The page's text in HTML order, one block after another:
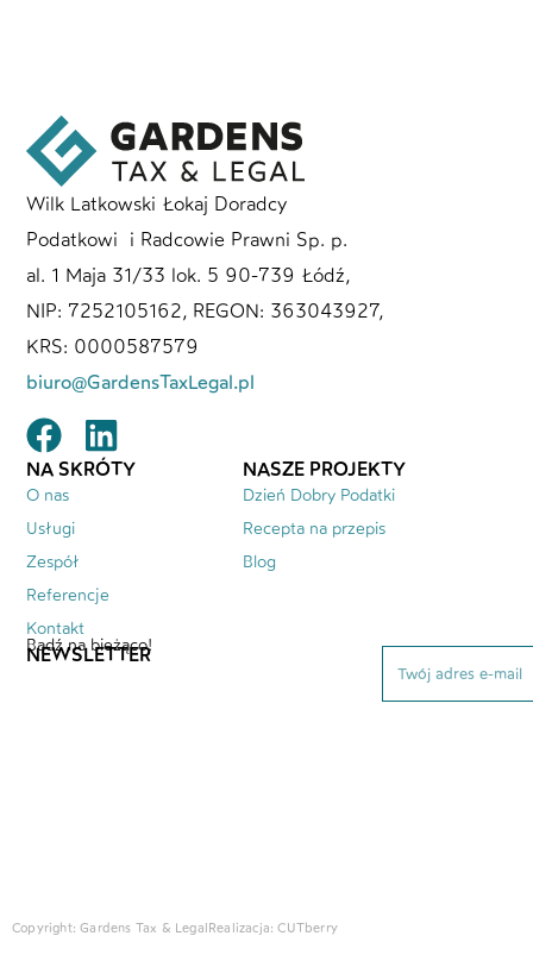
Wilk Latkowski Łokaj Doradcy
Podatkowi i Radcowie Prawni Sp. p.
al. 1 Maja 31/33 lok. 5 90-739 Łódź,
NIP: 7252105162, REGON: 363043927,
KRS: 0000587579
biuro@GardensTaxLegal.pl
NA SKRÓTY
O nas
Usługi
Zespół
Referencje
Kontakt
NASZE PROJEKTY
Dzień Dobry Podatki
Recepta na przepis
Blog
NEWSLETTER
Bądź na bieżąco!
Copyright: Gardens Tax & LegalRealizacja:CUTberry